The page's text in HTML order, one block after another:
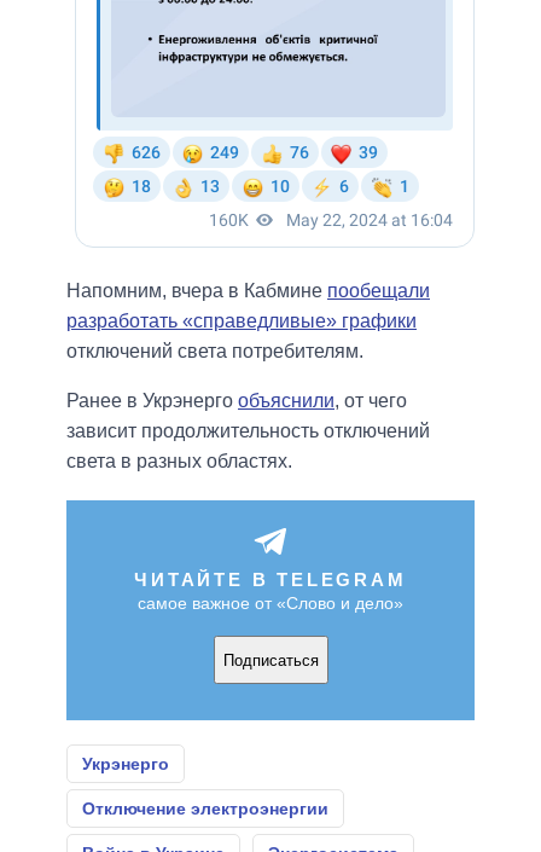
Напомним, вчера в Кабмине пообещали
разработать «справедливые» графики
отключений света потребителям.
Ранее в Укрэнерго объяснили, от чего
зависит продолжительность отключений
света в разных областях.
ЧИТАЙТЕ В TELEGRAM
самое важное от «Слово и дело»
Подписаться
Укрэнерго
Отключение электроэнергии